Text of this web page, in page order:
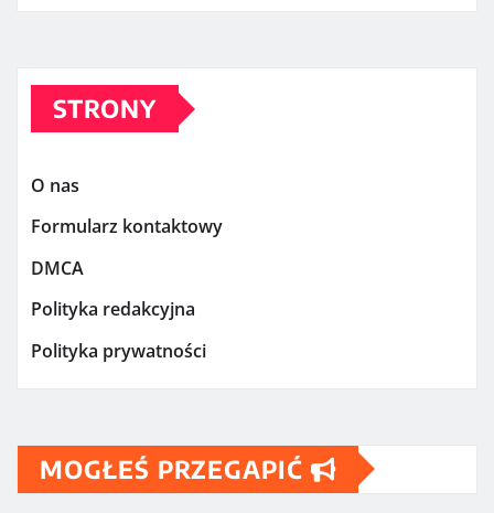
STRONY
O nas
Formularz kontaktowy
DMCA
Polityka redakcyjna
Polityka prywatności
MOGŁEŚ PRZEGAPIĆ